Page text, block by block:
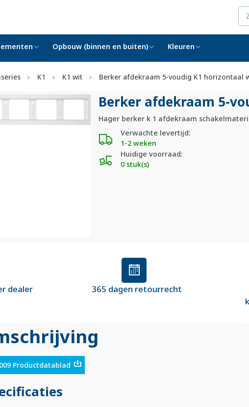
Opbouw (binnen en buiten) Kleuren
K1 K1 wit Berker afdekraam 5-voudig K1 horizontaal
Berker afdekraam 5-
Hager berker k 1 afdekraam
Verwachte levertijd:
1-2 weken
Huidige voorraad:
0 stuk(s)
dealer 365 dagen retourrecht
Productdatablad